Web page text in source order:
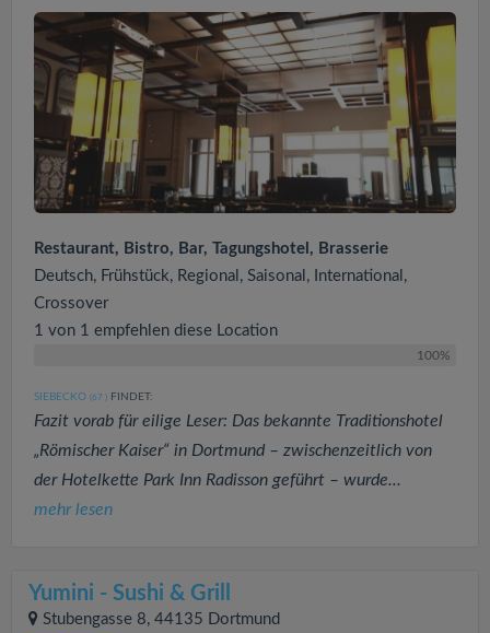
Restaurant, Bistro, Bar, Tagungshotel, Brasserie
Deutsch, Frühstück, Regional, Saisonal, International,
Crossover
1 von 1 empfehlen diese Location
100%
SIEBECKO (67 ) FINDET:
Fazit vorab für eilige Leser: Das bekannte Traditionshotel
„Römischer Kaiser“ in Dortmund – zwischenzeitlich von
der Hotelkette Park Inn Radisson geführt – wurde...
mehr lesen
Yumini - Sushi & Grill
Stubengasse 8, 44135 Dortmund